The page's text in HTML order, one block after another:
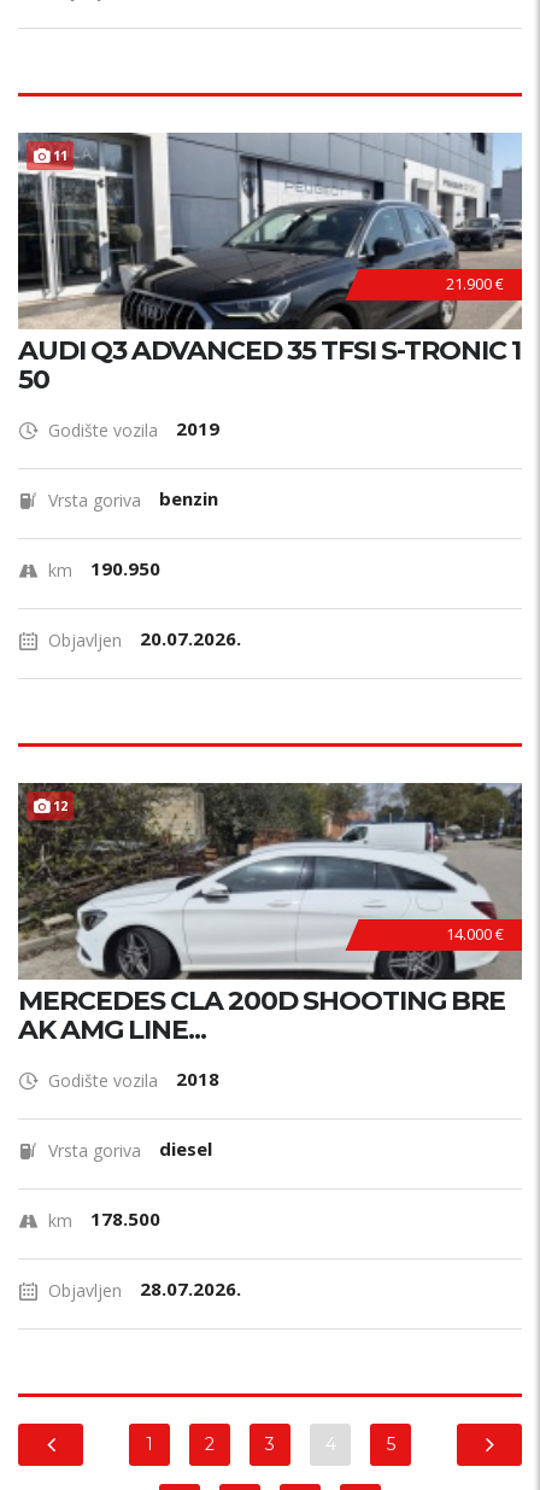
11
21.900 €
AUDI Q3 ADVANCED 35 TFSI S-TRONIC 1
50
Godište vozila 2019
Vrsta goriva benzin
km 190.950
Objavljen 20.07.2026.
12
14.000 €
MERCEDES CLA 200D SHOOTING BRE
AK AMG LINE...
Godište vozila 2018
Vrsta goriva diesel
km 178.500
Objavljen 28.07.2026.
1 2 3 4 5